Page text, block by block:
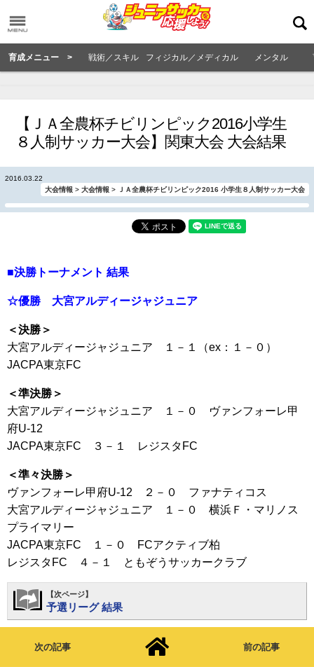
育成メニュー > 戦術／スキル フィジカル／メディカル メンタル
【ＪＡ全農杯チビリンピック2016小学生
８人制サッカー大会】関東大会 大会結果
2016.03.22
大会情報 > 大会情報 > ＪＡ全農杯チビリンピック2016 小学生８人制サッカー大会
■決勝トーナメント 結果
☆優勝 大宮アルディージャジュニア
＜決勝＞
大宮アルディージャジュニア １－１（ex：１－０）
JACPA東京FC
＜準決勝＞
大宮アルディージャジュニア １－０ ヴァンフォーレ甲
府U-12
JACPA東京FC ３－１ レジスタFC
＜準々決勝＞
ヴァンフォーレ甲府U-12 ２－０ ファナティコス
大宮アルディージャジュニア １－０ 横浜Ｆ・マリノス
プライマリー
JACPA東京FC １－０ FCアクティブ柏
レジスタFC ４－１ ともぞうサッカークラブ
【次ページ】
予選リーグ 結果
次の記事 前の記事